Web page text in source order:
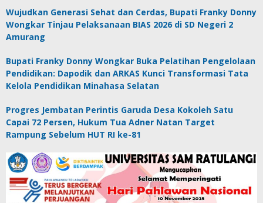
Wujudkan Generasi Sehat dan Cerdas, Bupati Franky Donny
Wongkar Tinjau Pelaksanaan BIAS 2026 di SD Negeri 2
Amurang
Bupati Franky Donny Wongkar Buka Pelatihan Pengelolaan
Pendidikan: Dapodik dan ARKAS Kunci Transformasi Tata
Kelola Pendidikan Minahasa Selatan
Progres Jembatan Perintis Garuda Desa Kokoleh Satu
Capai 72 Persen, Hukum Tua Adner Natan Target
Rampung Sebelum HUT RI ke-81